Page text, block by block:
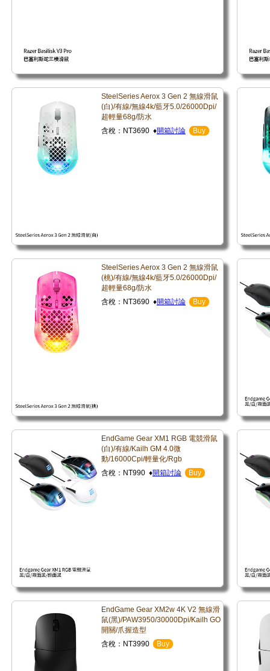
SteelSeries Aerox 3 Gen 2 無線滑鼠
(白)/有線/無線4k/藍牙5.0/26000Dpi/
超輕量68g/防水
含稅：NT3690 ♦開箱討論 Buy
SteelSeries Aerox 3 Gen 2 無線滑鼠
(桃)/有線/無線4k/藍牙5.0/26000Dpi/
超輕量68g/防水
含稅：NT3690 ♦開箱討論 Buy
EndGame Gear XM1 RGB 電競滑鼠
(白)/有線/Kailh GM 4.0微
動/16000Cpi/輕量化/Rgb
含稅：NT990 ♦開箱討論 Buy
EndGame Gear XM2w 4K V2 無線滑
鼠(黑)/PAW3950/30000Dpi/Kailh GO
開關/爪握造型
含稅：NT3990
Buy